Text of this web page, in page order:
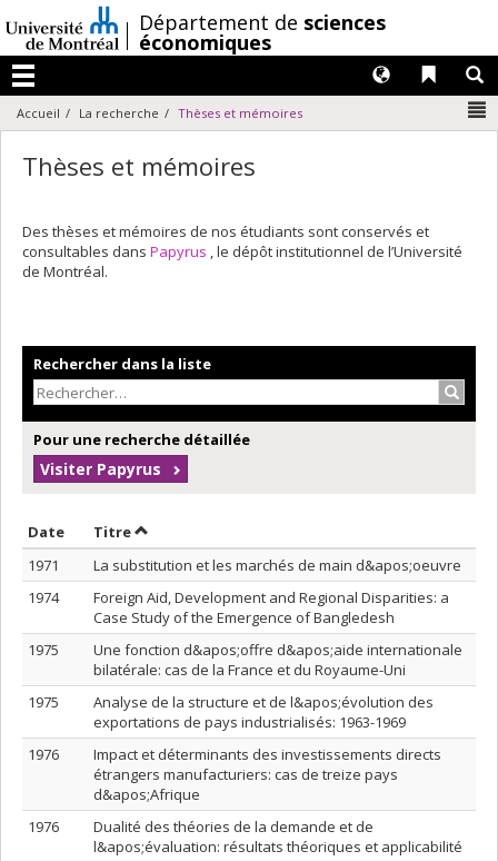
au
contenu
/Département de sciences
économiques
Menu
Liens
Langues
Accueil La recherche Thèses et mémoires
Thèses et mémoires
Des thèses et mémoires de nos étudiants sont conservés et
consultables dans Papyrus , le dépôt institutionnel de l’Université
de Montréal.
Rechercher dans la liste
Pour une recherche détaillée
Visiter Papyrus
Date Trier par date en ordre décroissant
TitreTrier par titre en ordre décroissant
1971
La substitution et les marchés de main d&apos;oeuvre
1974
Foreign Aid, Development and Regional Disparities: a
Case Study of the Emergence of Bangledesh
1975
Une fonction d&apos;offre d&apos;aide internationale
bilatérale: cas de la France et du Royaume-Uni
1975
Analyse de la structure et de l&apos;évolution des
exportations de pays industrialisés: 1963-1969
1976
Impact et déterminants des investissements directs
étrangers manufacturiers: cas de treize pays
d&apos;Afrique
1976
Dualité des théories de la demande et de
l&apos;évaluation: résultats théoriques et applicabilité